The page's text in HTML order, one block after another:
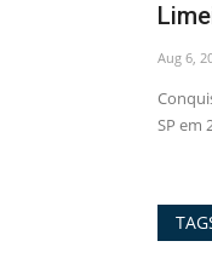
Limeira - SP
2
Conquiste a sua
SP em 2026 com a